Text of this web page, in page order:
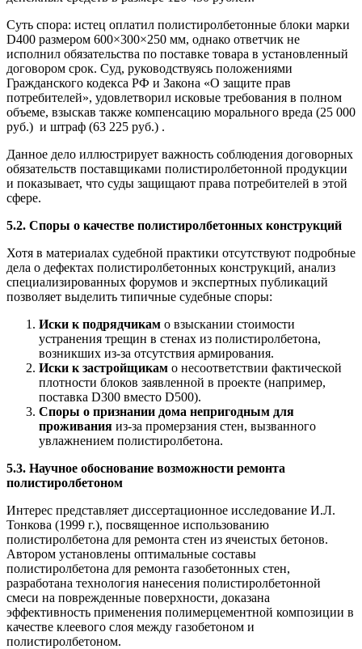
Суть спора: истец оплатил полистиролбетонные блоки марки
D400 размером 600×300×250 мм, однако ответчик не
исполнил обязательства по поставке товара в установленный
договором срок. Суд, руководствуясь положениями
Гражданского кодекса РФ и Закона «О защите прав
потребителей», удовлетворил исковые требования в полном
объеме, взыскав также компенсацию морального вреда (25 000
руб.) и штраф (63 225 руб.) .
Данное дело иллюстрирует важность соблюдения договорных
обязательств поставщиками полистиролбетонной продукции
и показывает, что суды защищают права потребителей в этой
сфере.
5.2. Споры о качестве полистиролбетонных конструкций
Хотя в материалах судебной практики отсутствуют подробные
дела о дефектах полистиролбетонных конструкций, анализ
специализированных форумов и экспертных публикаций
позволяет выделить типичные судебные споры:
Иски к подрядчикам о взыскании стоимости
устранения трещин в стенах из полистиролбетона,
возникших из-за отсутствия армирования.
Иски к застройщикам о несоответствии фактической
плотности блоков заявленной в проекте (например,
поставка D300 вместо D500).
Споры о признании дома непригодным для
проживания из-за промерзания стен, вызванного
увлажнением полистиролбетона.
5.3. Научное обоснование возможности ремонта
полистиролбетоном
Интерес представляет диссертационное исследование И.Л.
Тонкова (1999 г.), посвященное использованию
полистиролбетона для ремонта стен из ячеистых бетонов.
Автором установлены оптимальные составы
полистиролбетона для ремонта газобетонных стен,
разработана технология нанесения полистиролбетонной
смеси на поврежденные поверхности, доказана
эффективность применения полимерцементной композиции в
качестве клеевого слоя между газобетоном и
полистиролбетоном.